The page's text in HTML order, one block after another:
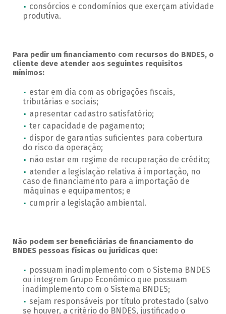
consórcios e condomínios que exerçam atividade
produtiva.
Para pedir um financiamento com recursos do BNDES, o
cliente deve atender aos seguintes requisitos
mínimos:
estar em dia com as obrigações fiscais,
tributárias e sociais;
apresentar cadastro satisfatório;
ter capacidade de pagamento;
dispor de garantias suficientes para cobertura
do risco da operação;
não estar em regime de recuperação de crédito;
atender a legislação relativa à importação, no
caso de financiamento para a importação de
máquinas e equipamentos; e
cumprir a legislação ambiental.
Não podem ser beneficiárias de financiamento do
BNDES pessoas físicas ou jurídicas que:
possuam inadimplemento com o Sistema BNDES
ou integrem Grupo Econômico que possuam
inadimplemento com o Sistema BNDES;
sejam responsáveis por título protestado (salvo
se houver, a critério do BNDES, justificado o